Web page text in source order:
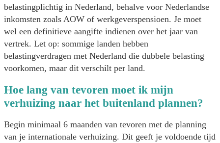
belastingplichtig in Nederland, behalve voor Nederlandse
inkomsten zoals AOW of werkgeverspensioen. Je moet
wel een definitieve aangifte indienen over het jaar van
vertrek. Let op: sommige landen hebben
belastingverdragen met Nederland die dubbele belasting
voorkomen, maar dit verschilt per land.
Hoe lang van tevoren moet ik mijn
verhuizing naar het buitenland plannen?
Begin minimaal 6 maanden van tevoren met de planning
van je internationale verhuizing. Dit geeft je voldoende tijd